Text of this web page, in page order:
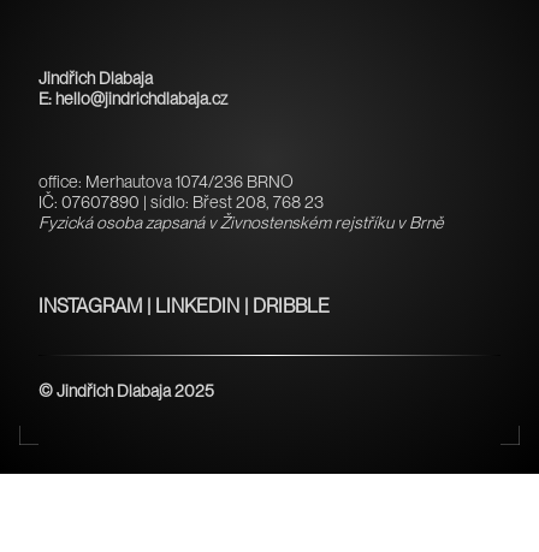
Jindřich Dlabaja
E: hello@jindrichdlabaja.cz
office: Merhautova 1074/236 BRNO
IČ: 07607890 | sídlo: Břest 208, 768 23
Fyzická osoba zapsaná v Živnostenském rejstříku v Brně
INSTAGRAM LINKEDIN DRIBBLE
© Jindřich Dlabaja2025